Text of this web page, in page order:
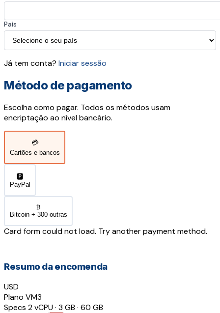
País
Já tem conta? Iniciar sessão
Método de pagamento
Escolha como pagar. Todos os métodos usam
encriptação ao nível bancário.
💳
Cartões e bancos
🅿️
PayPal
₿
Bitcoin + 300 outras
Card form could not load. Try another payment method.
Resumo da encomenda
USD
Plano VM3
Specs 2 vCPU · 3 GB · 60 GB